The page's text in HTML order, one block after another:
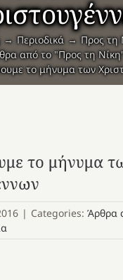
Περιοδικά
Προς τη
από το "Προς τη
το μήνυμα των
το μήνυμα
| Categories: Άρθρα